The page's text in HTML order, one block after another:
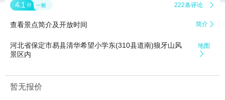
4.1 分 一般 222条评论 
查看景点简介及开放时间 简介 
河北省保定市易县清华希望小学东(310县道南)狼牙山风
景区内
地图

暂无报价